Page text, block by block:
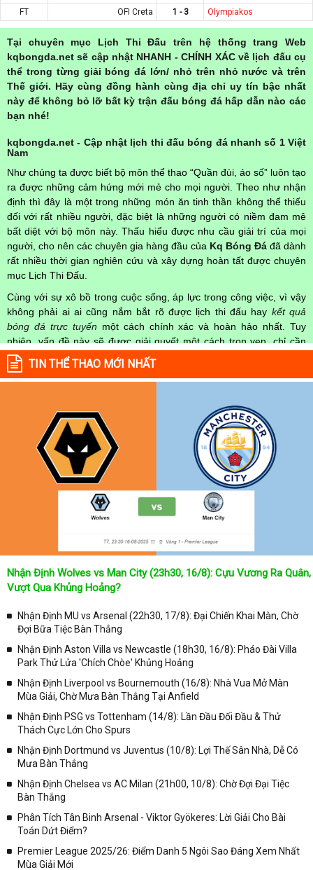
FT
OFI Creta 1 - 3 Olympiakos
Tại chuyên mục Lịch Thi Đấu trên hệ thống trang Web
kqbongda.net sẽ cập nhật NHANH - CHÍNH XÁC về lịch đấu cụ
thể trong từng giải bóng đá lớn/ nhỏ trên nhỏ nước và trên
Thế giới. Hãy cùng đồng hành cùng địa chỉ uy tín bậc nhất
này để không bỏ lỡ bất kỳ trận đấu bóng đá hấp dẫn nào các
bạn nhé!
kqbongda.net - Cập nhật lịch thi đấu bóng đá nhanh số 1 Việt
Nam
Như chúng ta được biết bộ môn thể thao “Quần đùi, áo số” luôn tạo
ra được những cảm hứng mới mẻ cho mọi người. Theo như nhận
định thì đây là một trong những món ăn tinh thần không thể thiếu
đối với rất nhiều người, đặc biệt là những người có niềm đam mê
bất diệt với bộ môn này. Thấu hiểu được nhu cầu giải trí của mọi
người, cho nên các chuyên gia hàng đầu của Kq Bóng Đá đã dành
rất nhiều thời gian nghiên cứu và xây dựng hoàn tất được chuyên
mục Lịch Thi Đấu.
Cùng với sự xô bồ trong cuộc sống, áp lực trong công việc, vì vậy
không phải ai ai cũng nắm bắt rõ được lịch thi đấu hay kết quả
bóng đá trực tuyến một cách chính xác và hoàn hảo nhất. Tuy
nhiên, vấn đề này sẽ được giải quyết một cách trọn vẹn, chỉ cần
truy cập vào chuyên mục
Lịch Thi Đấu
mọi người hoàn toàn nắm rõ được chính xác về thời gian các trận
đấu bóng đá Việt Nam hay trên Thế giới diễn ra trong thời gian sắp
cả 2 đội tuyển bóng đá đang đạt được.
Không chỉ dừng lại ở đó, những người hâm mộ bóng đá có thể cập
nhật được chính xác về lịch phát sóng bóng đá được tường thuật
trực tiếp ở trên những kênh truyền hình thể thao lớn nhất hiện nay
như: VTV3, K+, SCTV, Thể thao TV,... Nếu như bạn không muốn
bỏ lỡ bất kỳ một trận đấu bóng đá nào trong từng mùa giải, hãy
thường xuyên vào chuyên mụcLịch Thi Đấutại chuyên trang
để cập nhật thông tin chính xác nhất nhé!
Lịch thi đấu được cập nhật chính xác trong toàn bộ các giải
Tại Lịch Thi Đấu của chuyên trang kqbongda.net
sẽ cập nhanh
chóng và chính xác nhất thời gian từng trận đấu bóng đá diễn ra ở
trong từng giải đấu như:
✓ Giải đấu bóng đá Ngoại hạng Anh;
✓ Giải bóng Cúp C1 Châu Âu;
✓ Giải VĐQG Tây Ban Nha;
✓ VĐQG Đức;
✓ VĐQG Pháp;
✓ Liên Đoàn Anh;
✓ U23 Châu Á;
✓ Euro 2020;
TIN THỂ THAO MỚI NHẤT
Nhận Định Wolves vs Man City (23h30, 16/8): Cựu Vương Ra Quân,
Vượt Qua Khủng Hoảng?
Nhận Định MU vs Arsenal (22h30, 17/8): Đại Chiến Khai Màn, Chờ
Đợi Bữa Tiệc Bàn Thắng
Nhận Định Aston Villa vs Newcastle (18h30, 16/8): Pháo Đài Villa
Park Thử Lửa 'Chích Chòe' Khủng Hoảng
Nhận Định Liverpool vs Bournemouth (16/8): Nhà Vua Mở Màn
Mùa Giải, Chờ Mưa Bàn Thắng Tại Anfield
Nhận Định PSG vs Tottenham (14/8): Lần Đầu Đối Đầu & Thử
Thách Cực Lớn Cho Spurs
Nhận Định Dortmund vs Juventus (10/8): Lợi Thế Sân Nhà, Dễ Có
Mưa Bàn Thắng
Nhận Định Chelsea vs AC Milan (21h00, 10/8): Chờ Đợi Đại Tiệc
Bàn Thắng
Phân Tích Tân Binh Arsenal - Viktor Gyökeres: Lời Giải Cho Bài
Toán Dứt Điểm?
Premier League 2025/26: Điểm Danh 5 Ngôi Sao Đáng Xem Nhất
Mùa Giải Mới